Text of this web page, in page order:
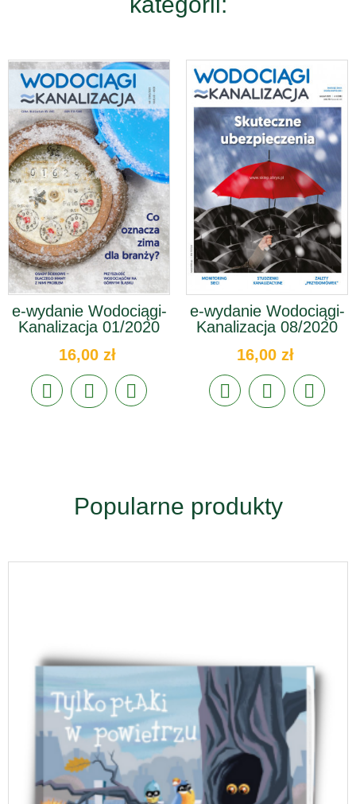
e-wydanie Wodociągi-
Kanalizacja 01/2020
16,00 zł
e-wydanie Wodociągi-
Kanalizacja 08/2020
16,00 zł
Popularne produkty